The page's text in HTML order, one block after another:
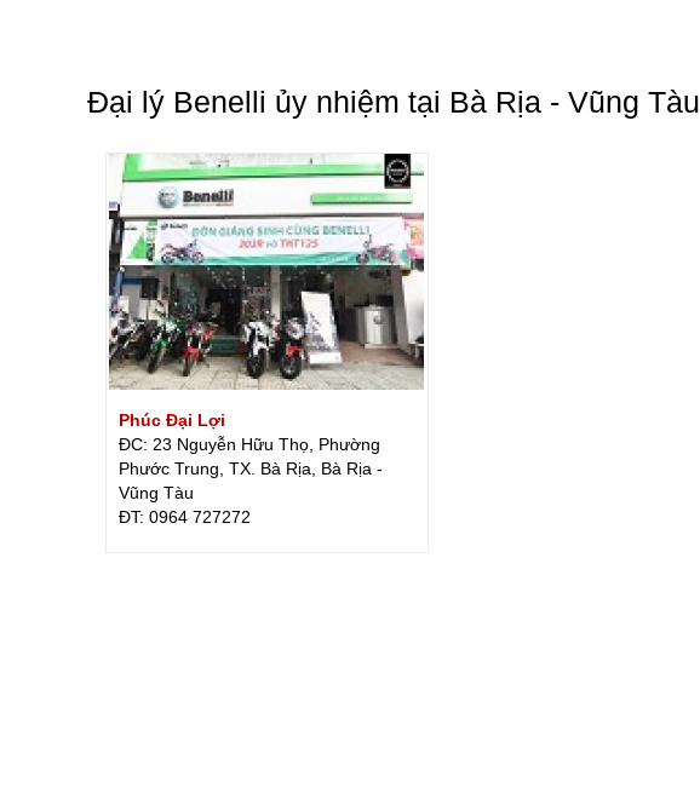
Đại lý Benelli ủy nhiệm tại Bà Rịa - Vũng Tàu
Phúc Đại Lợi
ĐC: 23 Nguyễn Hữu Thọ, Phường
Phước Trung, TX. Bà Rịa, Bà Rịa -
Vũng Tàu
ÐT: 0964 727272